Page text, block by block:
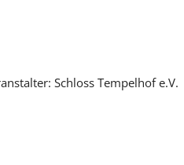
Schloss Tempelhof e.V.